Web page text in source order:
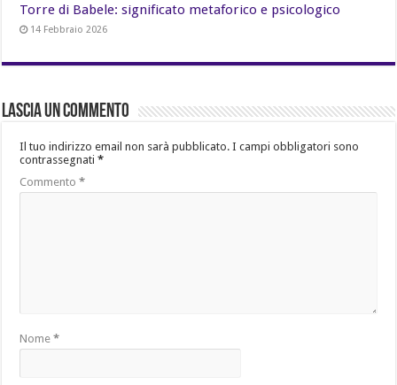
Torre di Babele: significato metaforico e psicologico
14 Febbraio 2026
Lascia un commento
Il tuo indirizzo email non sarà pubblicato. I campi obbligatori sono
contrassegnati*
Commento*
Nome*